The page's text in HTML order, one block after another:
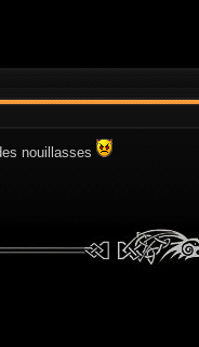
nouillasses